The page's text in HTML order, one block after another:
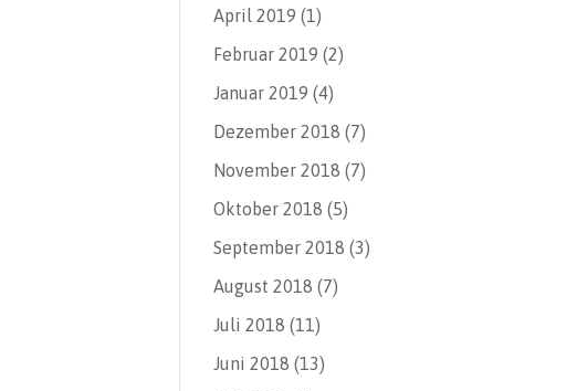
April 2019 (1)
Februar 2019 (2)
Januar 2019 (4)
Dezember 2018 (7)
November 2018 (7)
Oktober 2018 (5)
September 2018 (3)
August 2018 (7)
Juli 2018 (11)
Juni 2018 (13)